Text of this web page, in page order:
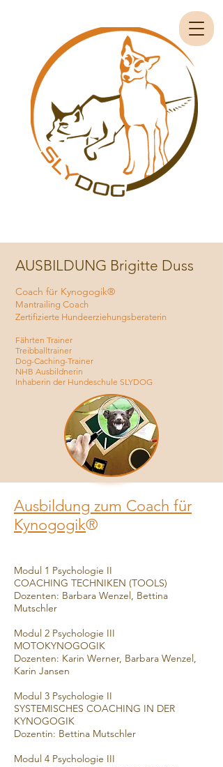
AUSBILDUNG Brigitte Duss
Coach für Kynogogik®
Mantrailing Coach
Zertifizierte Hundeerziehungsberaterin
Fährten Trainer
Treibballtrainer
Dog-Caching-Trainer
NHB Ausbildnerin
Inhaberin der Hundeschule SLYDOG
Ausbildung zum Coach für
Kynogogik®
Modul 1 Psychologie II
COACHING TECHNIKEN (TOOLS)
Dozenten: Barbara Wenzel, Bettina
Mutschler
Modul 2 Psychologie III
MOTOKYNOGOGIK
Dozenten: Karin Werner, Barbara Wenzel,
Karin Jansen
Modul 3 Psychologie II
SYSTEMISCHES COACHING IN DER
KYNOGOGIK
Dozentin: Bettina Mutschler
Modul 4 Psychologie III